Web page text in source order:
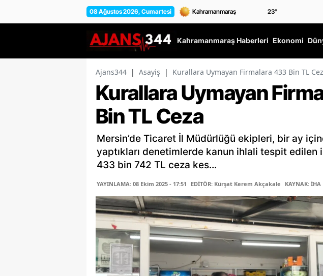
08 Ağustos 2026, Cumartesi 23°
Kahramanmaraş Haberleri Ekonomi
Ajans344 | Asayiş | Kurallara Uymayan Firmalara 433 Bin TL
Kurallara Uymayan
Bin TL Ceza
Mersin’de Ticaret İl Müdürlüğü ekipleri, bir ay
yaptıkları denetimlerde kanun ihlali tespit edilen
433 bin 742 TL ceza kes...
YAYINLAMA: 08 Ekim 2025 - 17:51 EDİTÖR: Kürşat Kerem Akçakale KAYNAK: İHA